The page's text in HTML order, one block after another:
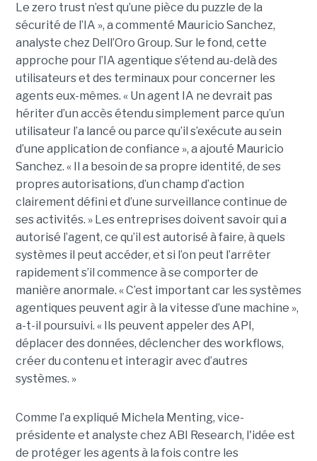
Le zero trust n’est qu’une pièce du puzzle de la
sécurité de l’IA », a commenté Mauricio Sanchez,
analyste chez Dell’Oro Group. Sur le fond, cette
approche pour l’IA agentique s’étend au-delà des
utilisateurs et des terminaux pour concerner les
agents eux-mêmes. « Un agent IA ne devrait pas
hériter d’un accès étendu simplement parce qu’un
utilisateur l’a lancé ou parce qu’il s’exécute au sein
d’une application de confiance », a ajouté Mauricio
Sanchez. « Il a besoin de sa propre identité, de ses
propres autorisations, d’un champ d’action
clairement défini et d’une surveillance continue de
ses activités. » Les entreprises doivent savoir qui a
autorisé l’agent, ce qu’il est autorisé à faire, à quels
systèmes il peut accéder, et si l’on peut l’arrêter
rapidement s’il commence à se comporter de
manière anormale. « C’est important car les systèmes
agentiques peuvent agir à la vitesse d’une machine »,
a-t-il poursuivi. « Ils peuvent appeler des API,
déplacer des données, déclencher des workflows,
créer du contenu et interagir avec d’autres
systèmes. »
Comme l’a expliqué Michela Menting, vice-
présidente et analyste chez ABI Research, l'idée est
de protéger les agents à la fois contre les